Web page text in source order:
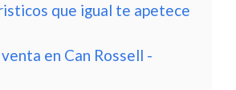
que igual te apetece
en Can Rossell -